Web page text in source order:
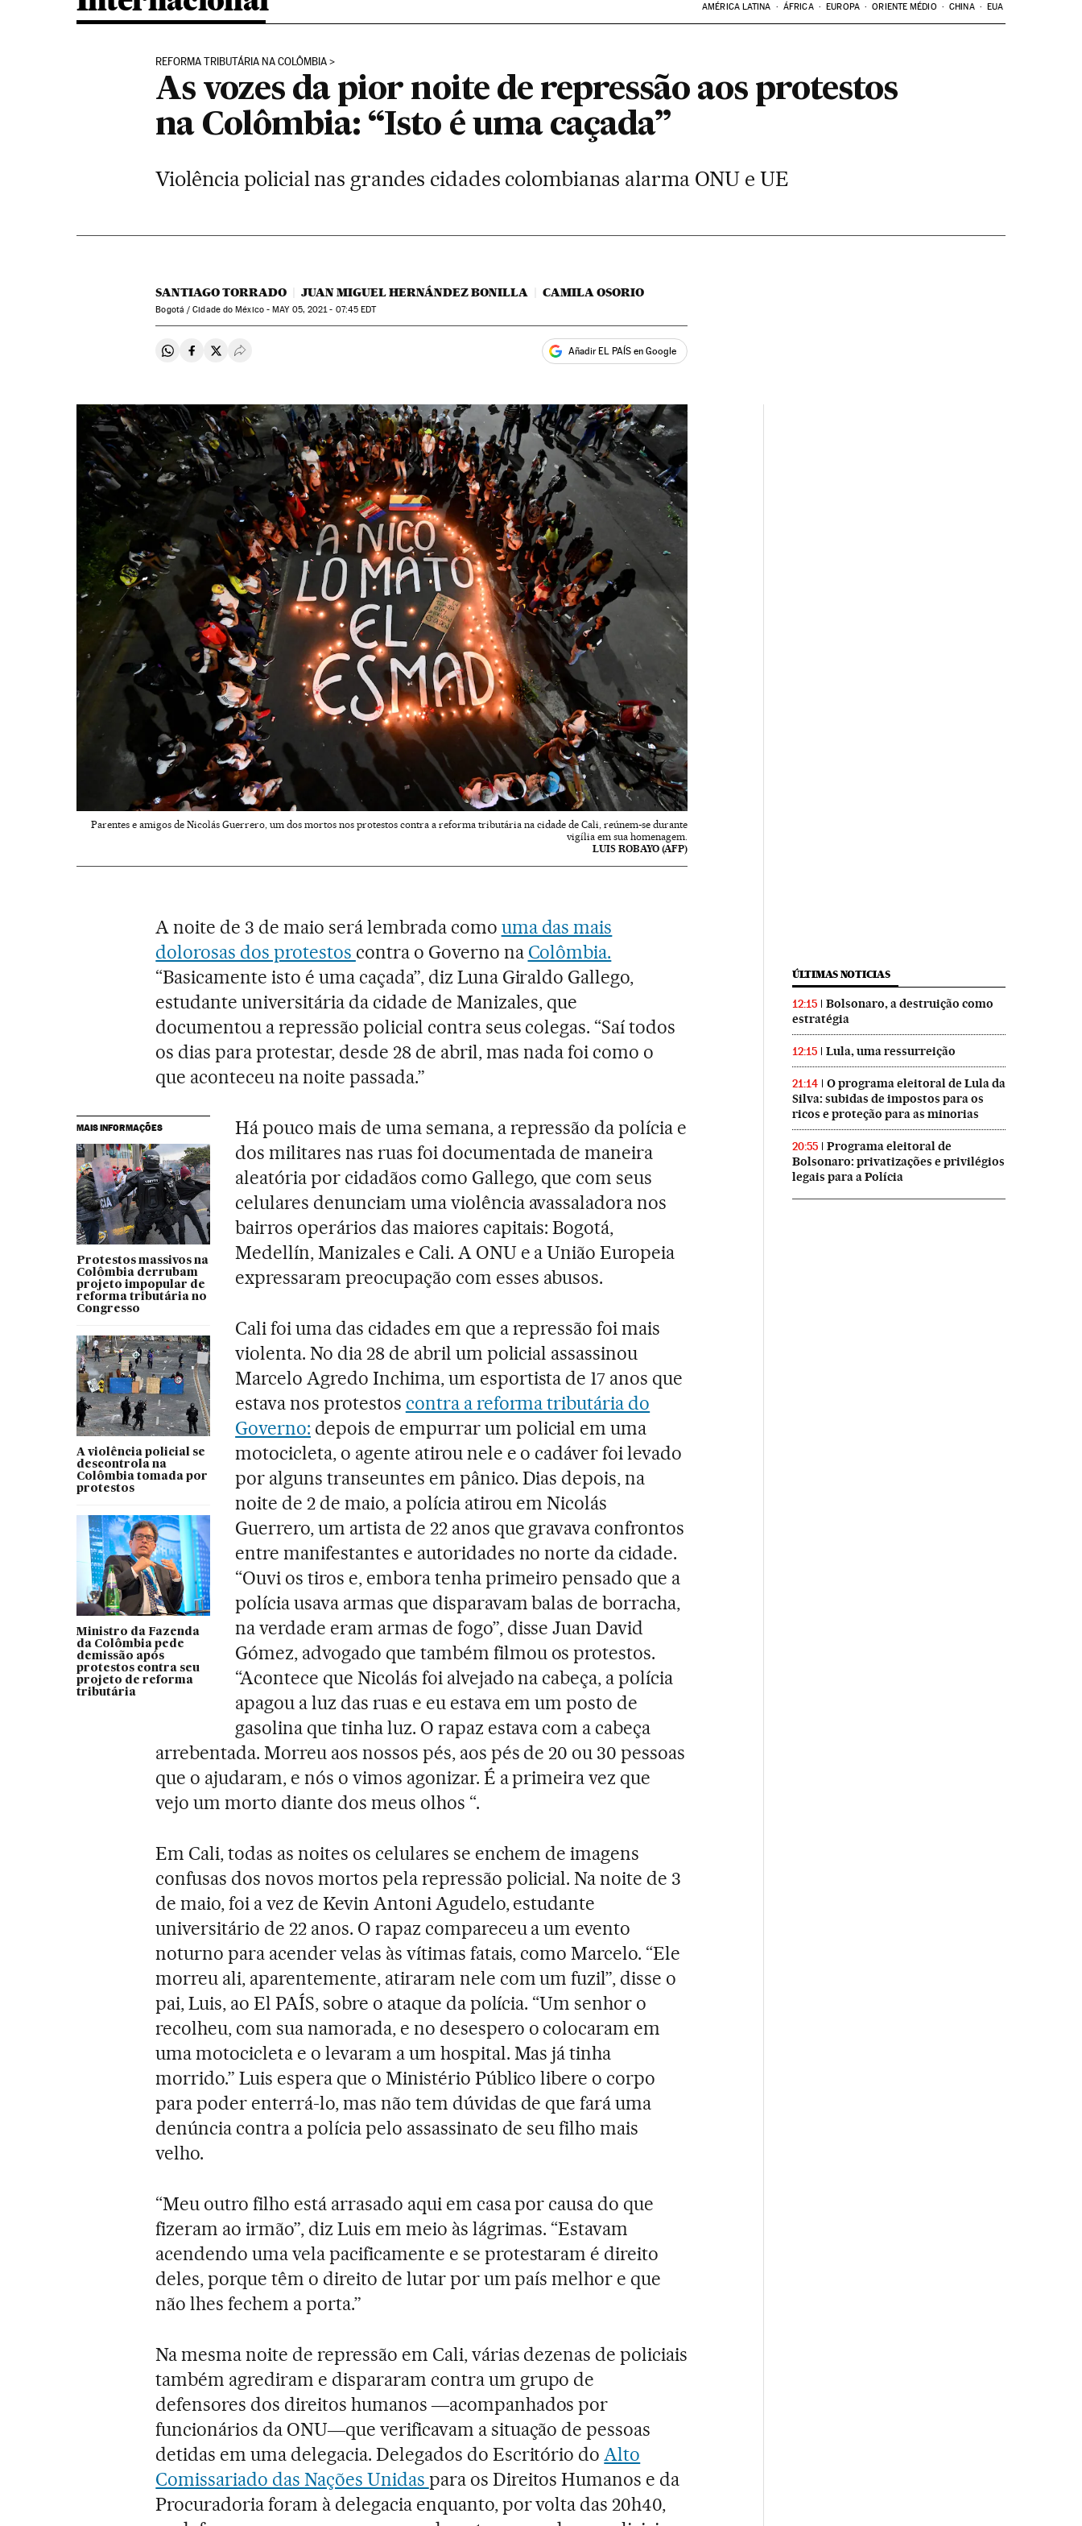
AMÉRICA LATINA ÁFRICA EUROPA ORIENTE MÉDIO CHINA EUA
REFORMA TRIBUTÁRIA NA COLÔMBIA
As vozes da pior noite de repressão aos protestos
na Colômbia: “Isto é uma caçada”
Violência policial nas grandes cidades colombianas alarma ONU e UE
SANTIAGO TORRADO JUAN MIGUEL HERNÁNDEZ BONILLA CAMILA OSORIO
Bogotá / Cidade do México -MAY05, 2021 - 07:45 EDT
Compartir en Whatsapp
Compartir en Facebook
Compartir en Twitter
Desplegar Redes Sociales Añadir EL PAÍS en Google
Parentes e amigos de Nicolás Guerrero, um dos mortos nos protestos contra a reforma tributária na cidade de Cali, reúnem-se durante
vigília em sua homenagem.
LUIS ROBAYO (AFP)
A noite de 3 de maio será lembrada como uma das mais
dolorosas dos protestos contra o Governo na Colômbia.
“Basicamente isto é uma caçada”, diz Luna Giraldo Gallego,
estudante universitária da cidade de Manizales, que
documentou a repressão policial contra seus colegas. “Saí todos
os dias para protestar, desde 28 de abril, mas nada foi como o
que aconteceu na noite passada.”
MAIS INFORMAÇÕES
Protestos massivos na
Colômbia derrubam
projeto impopular de
reforma tributária no
Congresso
A violência policial se
descontrola na
Colômbia tomada por
protestos
Ministro da Fazenda
da Colômbia pede
demissão após
protestos contra seu
projeto de reforma
tributária
Há pouco mais de uma semana, a repressão da polícia e
dos militares nas ruas foi documentada de maneira
aleatória por cidadãos como Gallego, que com seus
celulares denunciam uma violência avassaladora nos
bairros operários das maiores capitais: Bogotá,
Medellín, Manizales e Cali. A ONU e a União Europeia
expressaram preocupação com esses abusos.
Cali foi uma das cidades em que a repressão foi mais
violenta. No dia 28 de abril um policial assassinou
Marcelo Agredo Inchima, um esportista de 17 anos que
estava nos protestos contra a reforma tributária do
Governo: depois de empurrar um policial em uma
motocicleta, o agente atirou nele e o cadáver foi levado
por alguns transeuntes em pânico. Dias depois, na
noite de 2 de maio, a polícia atirou em Nicolás
Guerrero, um artista de 22 anos que gravava confrontos
entre manifestantes e autoridades no norte da cidade.
“Ouvi os tiros e, embora tenha primeiro pensado que a
polícia usava armas que disparavam balas de borracha,
na verdade eram armas de fogo”, disse Juan David
Gómez, advogado que também filmou os protestos.
“Acontece que Nicolás foi alvejado na cabeça, a polícia
apagou a luz das ruas e eu estava em um posto de
gasolina que tinha luz. O rapaz estava com a cabeça
arrebentada. Morreu aos nossos pés, aos pés de 20 ou 30 pessoas
que o ajudaram, e nós o vimos agonizar. É a primeira vez que
vejo um morto diante dos meus olhos “.
Em Cali, todas as noites os celulares se enchem de imagens
confusas dos novos mortos pela repressão policial. Na noite de 3
de maio, foi a vez de Kevin Antoni Agudelo, estudante
universitário de 22 anos. O rapaz compareceu a um evento
noturno para acender velas às vítimas fatais, como Marcelo. “Ele
morreu ali, aparentemente, atiraram nele com um fuzil”, disse o
pai, Luis, ao El PAÍS, sobre o ataque da polícia. “Um senhor o
recolheu, com sua namorada, e no desespero o colocaram em
uma motocicleta e o levaram a um hospital. Mas já tinha
morrido.” Luis espera que o Ministério Público libere o corpo
para poder enterrá-lo, mas não tem dúvidas de que fará uma
denúncia contra a polícia pelo assassinato de seu filho mais
velho.
“Meu outro filho está arrasado aqui em casa por causa do que
fizeram ao irmão”, diz Luis em meio às lágrimas. “Estavam
acendendo uma vela pacificamente e se protestaram é direito
deles, porque têm o direito de lutar por um país melhor e que
não lhes fechem a porta.”
Na mesma noite de repressão em Cali, várias dezenas de policiais
também agrediram e dispararam contra um grupo de
defensores dos direitos humanos ―acompanhados por
funcionários da ONU―que verificavam a situação de pessoas
detidas em uma delegacia. Delegados do Escritório doAlto
Comissariado das Nações Unidas para os Direitos Humanos e da
Procuradoria foram à delegacia enquanto, por volta das 20h40,
ÚLTIMAS NOTICIAS
12:15
Bolsonaro, a destruição como
estratégia
12:15 Lula, uma ressurreição
21:14
O programa eleitoral de Lula da
Silva: subidas de impostos para os
ricos e proteção para as minorias
20:55
Programa eleitoral de
Bolsonaro: privatizações e privilégios
legais para a Polícia